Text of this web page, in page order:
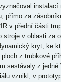
instalací
přímo za
v přední části
stroje v oblasti za
kryt, ke
z trubkové
sestávaly z jedné
vznikl, v